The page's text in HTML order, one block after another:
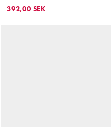
och knytning i ryggen med
392,00 SEK